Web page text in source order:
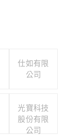
仕如有限
公司
光寶科技
股份有限
公司